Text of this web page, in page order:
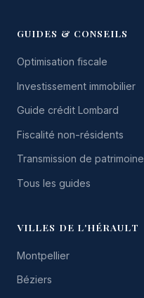
GUIDES & CONSEILS
Optimisation fiscale
Investissement immobilier
Guide crédit Lombard
Fiscalité non-résidents
Transmission de patrimoine
Tous les guides
VILLES DE L'HÉRAULT
Montpellier
Béziers